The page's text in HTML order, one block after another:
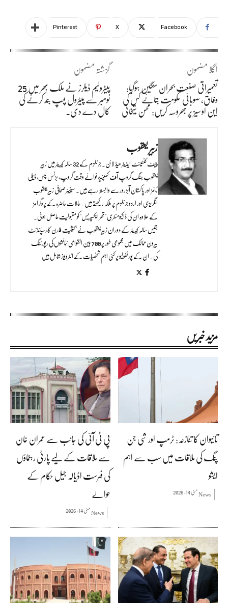
Facebook
X
Pinterest
گزشتہ مضمون
پیٹرولیم ڈیلرز نے ملک بھر میں 25
نومبر سے پیٹرول پمپ بند کرنے کی
کال دے دی۔
اگلا مضمون
تعمیراتی صنعت بحران سنگین ہوگیا:
وفاق، صوبائی حکومت بتائے کس کی
این او سیز پر بھروسہ کریں: محسن شیخانی
زبیر یعقوب
چیف کنٹینٹ ایڈیٹر ھیڈ لائن۔ جرنلزم کے 32 سالہ کیریئر میں زبیر
یعقوب جنگ گروپ آف کمپنیز، نوائے وقت گروپ، بزنس پلس، ڈیلی
ٹائمز اور پاکستان آبزرور سے وابستہ رہے ہیں۔ سینیئر صحافی زبیر یعقوب
انگریزی اور اردو جرنلزم پر ملکہ رکھتے ہیں۔ حالات حاضرہ کے پروگرامز
کے علاوہ ان کی ڈاکیومنٹری "تھر ایکسپریس" کو مقبولیت حاصل ہوئی۔
بتیس سالہ کیریئر کے دوران زبیر یعقوب نے بحیثیت فارن کارسپانڈنٹ
بیرون ممالک میں مجموعی طور پر 700 بین القوامی نمائشوں کی رپورٹنگ
کی۔ ان کے پورٹفولیو پر کئی اہم شخصیات کے انٹرویوز شامل ہیں
مزید خبریں
تائیوان کا تنازعہ: ٹرمپ اور شی جن
پنگ کی ملاقات میں سب سے اہم
ایشو
Newsمئی 14, 2026
پی ٹی آئی کی جانب سے عمران خان
سے ملاقات کے لیے پارٹی رہنماؤں
کی فہرست اڈیالہ جیل حکام کے
حوالے
Newsمئی 14, 2026